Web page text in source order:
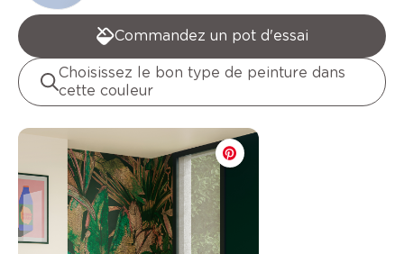
Commandez un pot d'essai
Choisissez le bon type de peinture dans
cette couleur